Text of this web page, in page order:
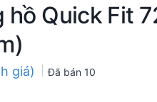
hồ Quick Fit
giá) Đã bán 10